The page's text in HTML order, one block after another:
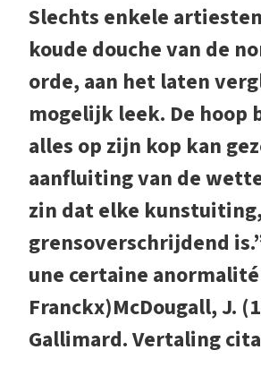
Slechts enkele
koude douche van de
orde, aan het laten
mogelijk leek. De hoop
alles op zijn kop kan
aanfluiting van de
zin dat elke
grensoverschrijdend
une certaine
Franckx)McDougall, J.
Gallimard. Vertaling